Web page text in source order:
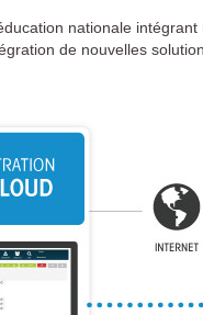
nationale
de nouvelles